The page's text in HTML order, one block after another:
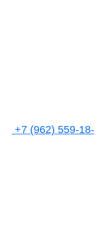
+7 (962) 559-18-